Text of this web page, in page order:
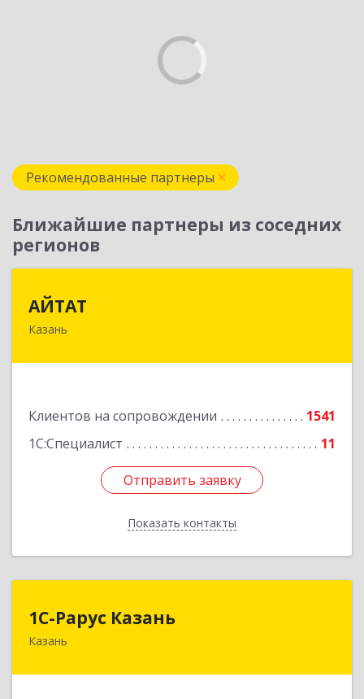
Рекомендованные партнеры
Ближайшие партнеры из соседних
регионов
АЙТАТ
Казань
Клиентов на сопровождении
1541
1С:Специалист
11
Отправить заявку
Показать контакты
Подробнее
Отправить заявку
Назад
1С-Рарус Казань
Казань
420088, Татарстан Респ, Казань г, Победы пр-